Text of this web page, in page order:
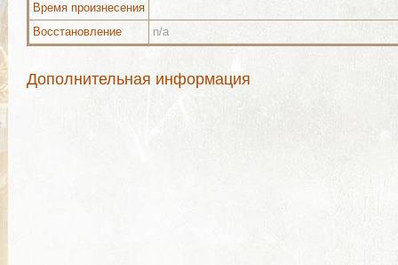
Время произнесения
Восстановление
n/a
Дополнительная информация